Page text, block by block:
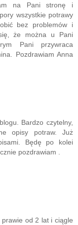
na Pani stronę i
wszystkie potrawy
bez problemów i
że można u Pani
Pani przywraca
Pozdrawiam Anna
Bardzo czytelny,
opisy potraw. Już
Będę po kolei
pozdrawiam .
od 2 lat i ciągle